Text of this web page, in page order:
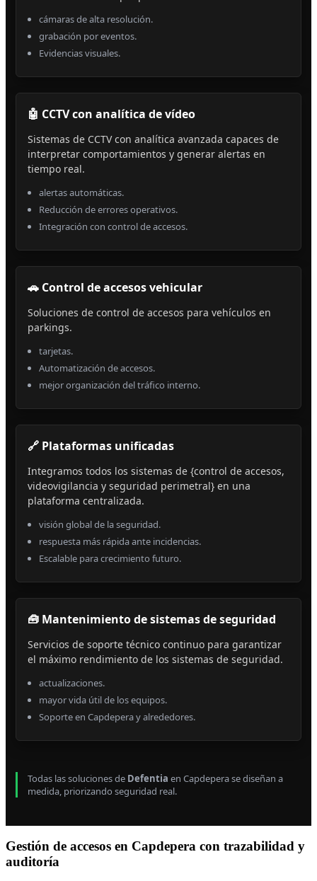
cámaras de alta resolución.
grabación por eventos.
Evidencias visuales.
🤖 CCTV con analítica de vídeo
Sistemas de CCTV con analítica avanzada capaces de
interpretar comportamientos y generar alertas en
tiempo real.
alertas automáticas.
Reducción de errores operativos.
Integración con control de accesos.
🚗 Control de accesos vehicular
Soluciones de control de accesos para vehículos en
parkings.
tarjetas.
Automatización de accesos.
mejor organización del tráfico interno.
🔗 Plataformas unificadas
Integramos todos los sistemas de {control de accesos,
videovigilancia y seguridad perimetral} en una
plataforma centralizada.
visión global de la seguridad.
respuesta más rápida ante incidencias.
Escalable para crecimiento futuro.
🧰 Mantenimiento de sistemas de seguridad
Servicios de soporte técnico continuo para garantizar
el máximo rendimiento de los sistemas de seguridad.
actualizaciones.
mayor vida útil de los equipos.
Soporte en Capdepera y alrededores.
Todas las soluciones de Defentia en Capdepera se diseñan a
medida, priorizando seguridad real.
Gestión de accesos en Capdepera con trazabilidad y
auditoría